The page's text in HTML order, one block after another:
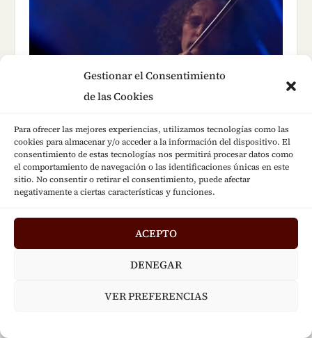
Gestionar el Consentimiento
de las Cookies
Para ofrecer las mejores experiencias, utilizamos tecnologías como las
cookies para almacenar y/o acceder a la información del dispositivo. El
consentimiento de estas tecnologías nos permitirá procesar datos como
el comportamiento de navegación o las identificaciones únicas en este
sitio. No consentir o retirar el consentimiento, puede afectar
negativamente a ciertas características y funciones.
ACEPTO
DENEGAR
VER PREFERENCIAS
Martin Hayes
22 diciembre, 2015